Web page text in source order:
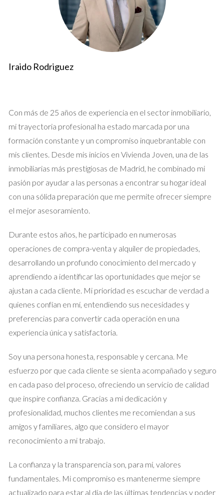
Errores Comunes al Responder
Cuando decides vender tu propiedad, es natural querer
responder rápidamente a cualquier consulta que recibas. Sin
más comunes que debes evitar:
No verificar la identidad del contacto.
Responder sin tener información sobre el potencial
comprador.
No establecer un protocolo claro para las respuestas.
Ignorar señales de alerta que indican posibles fraudes.
Fallar en comunicar claramente los términos de la
venta.
Cada uno de estos errores puede resultar en una pérdida de
tiempo o incluso en situaciones más complicadas que podrían
haberse evitado con una mejor preparación.
Caso Estudio 1: La Importancia de la
Validación
Imagina a Laura, una propietaria que decidió vender su
apartamento en Madrid. Al recibir una llamada de un supuesto
comprador interesado, Laura se sintió emocionada y
contacto ni hizo preguntas sobre su interés real en la
propiedad. Como resultado, terminó perdiendo horas valiosas
hablando con personas que solo buscaban información
general o incluso intentaban estafarla. Si Laura hubiera
contado con un agente inmobiliario como Iraido Rodriguez,
habría aprendido a validar cada contacto antes de
comprometerse a una conversación más profunda. La
compradores genuinos que están listos para hacer una oferta
seria.
Iraido Rodriguez
Con más de 25 años de experiencia en el sector inmobiliario,
mi trayectoria profesional ha estado marcada por una
formación constante y un compromiso inquebrantable con
mis clientes. Desde mis inicios en Vivienda Joven, una de las
inmobiliarias más prestigiosas de Madrid, he combinado mi
pasión por ayudar a las personas a encontrar su hogar ideal
con una sólida preparación que me permite ofrecer siempre
el mejor asesoramiento.
Durante estos años, he participado en numerosas
operaciones de compra-venta y alquiler de propiedades,
desarrollando un profundo conocimiento del mercado y
aprendiendo a identificar las oportunidades que mejor se
ajustan a cada cliente. Mi prioridad es escuchar de verdad a
quienes confían en mí, entendiendo sus necesidades y
preferencias para convertir cada operación en una
experiencia única y satisfactoria.
Soy una persona honesta, responsable y cercana. Me
esfuerzo por que cada cliente se sienta acompañado y seguro
en cada paso del proceso, ofreciendo un servicio de calidad
que inspire confianza. Gracias a mi dedicación y
profesionalidad, muchos clientes me recomiendan a sus
amigos y familiares, algo que considero el mayor
reconocimiento a mi trabajo.
La confianza y la transparencia son, para mí, valores
fundamentales. Mi compromiso es mantenerme siempre
actualizado para estar al día de las últimas tendencias y poder